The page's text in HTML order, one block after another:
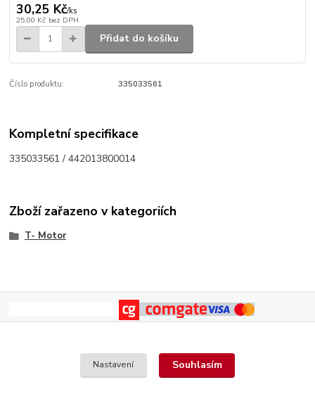
30,25 Kč/ks
25,00 Kč bez DPH
Přidat do košíku
Číslo produktu: 335033561
Kompletní specifikace
335033561 / 442013800014
Zboží zařazeno v kategoriích
T- Motor
Nastavení Souhlasím